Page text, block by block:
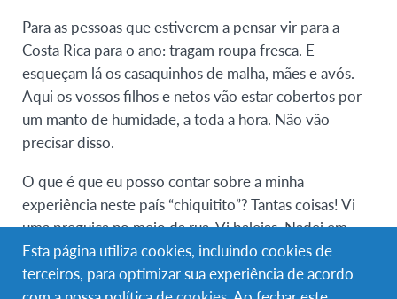
Para as pessoas que estiverem a pensar vir para a
Costa Rica para o ano: tragam roupa fresca. E
esqueçam lá os casaquinhos de malha, mães e avós.
Aqui os vossos filhos e netos vão estar cobertos por
um manto de humidade, a toda a hora. Não vão
precisar disso.
O que é que eu posso contar sobre a minha
experiência neste país “chiquitito”? Tantas coisas! Vi
uma preguiça no meio da rua. Vi baleias. Nadei em
água quente. Fui roubada por macacos. Aprendi que é
normal, e até benéfico, ter lagartos à solta dentro de
Esta página utiliza cookies, incluindo cookies de
terceiros, para optimizar sua experiência de acordo